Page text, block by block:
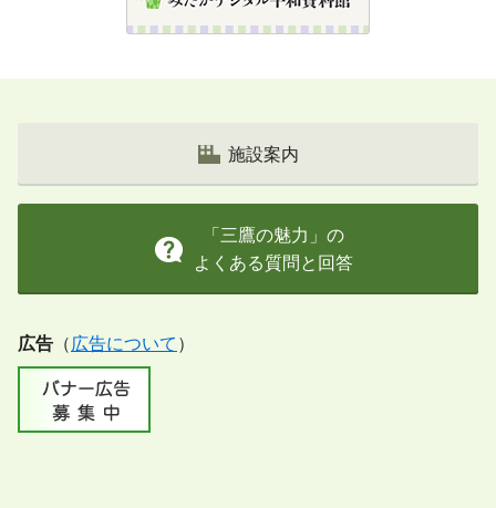
施設案内
「三鷹の魅力」の
よくある質問と回答
広告 （ 広告について ）